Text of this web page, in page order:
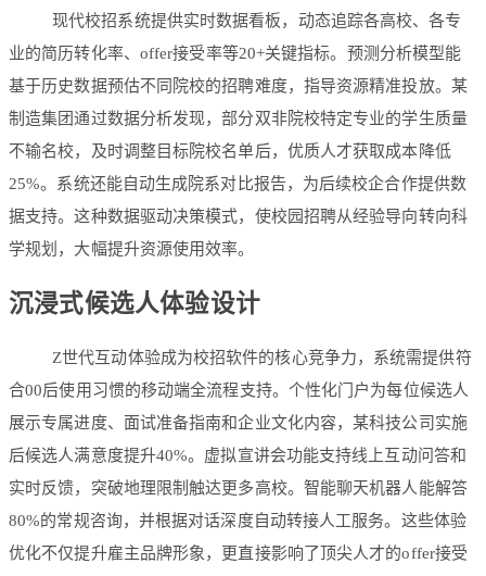
现代校招系统提供实时数据看板，动态追踪各高校、各专
业的简历转化率、offer接受率等20+关键指标。预测分析模型能
基于历史数据预估不同院校的招聘难度，指导资源精准投放。某
制造集团通过数据分析发现，部分双非院校特定专业的学生质量
不输名校，及时调整目标院校名单后，优质人才获取成本降低
25%。系统还能自动生成院系对比报告，为后续校企合作提供数
据支持。这种数据驱动决策模式，使校园招聘从经验导向转向科
学规划，大幅提升资源使用效率。
沉浸式候选人体验设计
Z世代互动体验成为校招软件的核心竞争力，系统需提供符
合00后使用习惯的移动端全流程支持。个性化门户为每位候选人
展示专属进度、面试准备指南和企业文化内容，某科技公司实施
后候选人满意度提升40%。虚拟宣讲会功能支持线上互动问答和
实时反馈，突破地理限制触达更多高校。智能聊天机器人能解答
80%的常规咨询，并根据对话深度自动转接人工服务。这些体验
优化不仅提升雇主品牌形象，更直接影响了顶尖人才的offer接受